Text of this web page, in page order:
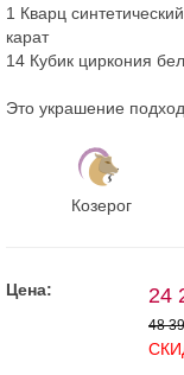
1 Кварц
карат
14 Кубик циркония
Это украшение
Козерог
Цена: 24
48